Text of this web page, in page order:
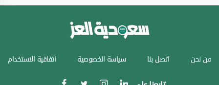
من نحن اتصل بنا سياسة الخصوصية اتفاقية الاستخدام